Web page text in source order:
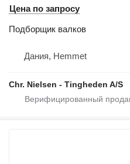
Цена по запросу
Подборщик валков
Дания, Hemmet
Chr. Nielsen - Tingheden A/S